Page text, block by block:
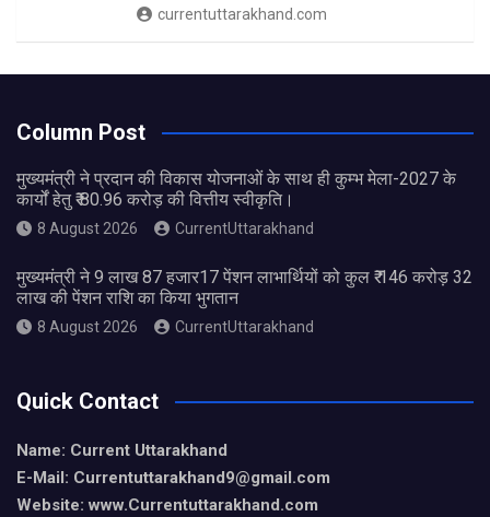
currentuttarakhand.com
Column Post
मुख्यमंत्री ने प्रदान की विकास योजनाओं के साथ ही कुम्भ मेला-2027 के
कार्यों हेतु ₹ 80.96 करोड़ की वित्तीय स्वीकृति।
8 August 2026 CurrentUttarakhand
मुख्यमंत्री ने 9 लाख 87 हजार17 पेंशन लाभार्थियों को कुल ₹ 146 करोड़ 32
लाख की पेंशन राशि का किया भुगतान
8 August 2026 CurrentUttarakhand
Quick Contact
Name: Current Uttarakhand
E-Mail: Currentuttarakhand9@gmail.com
Website: www.Currentuttarakhand.com